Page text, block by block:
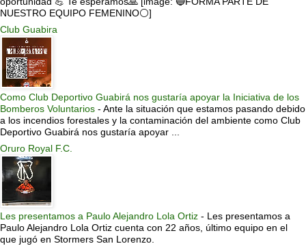
NUESTRO EQUIPO FEMENINO⚪]
Club Guabira
Como Club Deportivo Guabirá nos gustaría apoyar la Iniciativa de los
Bomberos Voluntarios - Ante la situación que estamos pasando debido
a los incendios forestales y la contaminación del ambiente como Club
Deportivo Guabirá nos gustaría apoyar ...
Oruro Royal F.C.
Les presentamos a Paulo Alejandro Lola Ortiz - Les presentamos a
Paulo Alejandro Lola Ortiz cuenta con 22 años, último equipo en el
que jugó en Stormers San Lorenzo.